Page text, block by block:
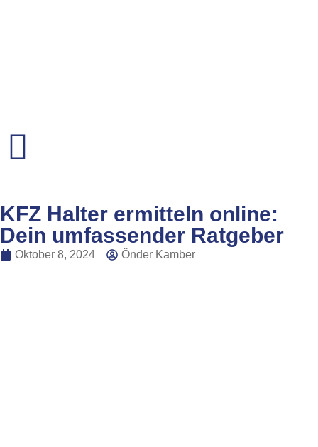
KFZ Halter ermitteln online:
Dein umfassender Ratgeber
Oktober 8, 2024 Önder Kamber